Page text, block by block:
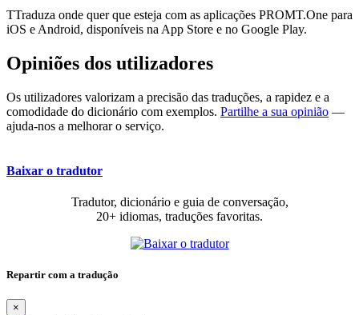
TTraduza onde quer que esteja com as aplicações PROMT.One para
iOS e Android, disponíveis na App Store e no Google Play.
Opiniões dos utilizadores
Os utilizadores valorizam a precisão das traduções, a rapidez e a
comodidade do dicionário com exemplos. Partilhe a sua opinião —
ajuda-nos a melhorar o serviço.
Baixar o tradutor
Tradutor, dicionário e guia de conversação,
20+ idiomas, traduções favoritas.
Repartir com a tradução
×